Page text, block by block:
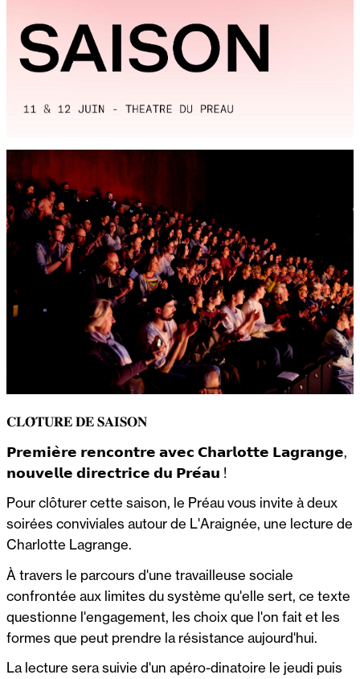
𝐂𝐋𝐎̂𝐓𝐔𝐑𝐄 𝐃𝐄 𝐒𝐀𝐈𝐒𝐎𝐍
𝗣𝗿𝗲𝗺𝗶𝗲̀𝗿𝗲 𝗿𝗲𝗻𝗰𝗼𝗻𝘁𝗿𝗲 𝗮𝘃𝗲𝗰 𝗖𝗵𝗮𝗿𝗹𝗼𝘁𝘁𝗲 𝗟𝗮𝗴𝗿𝗮𝗻𝗴𝗲,
𝗻𝗼𝘂𝘃𝗲𝗹𝗹𝗲 𝗱𝗶𝗿𝗲𝗰𝘁𝗿𝗶𝗰𝗲 𝗱𝘂 𝗣𝗿𝗲́𝗮𝘂 !
Pour clôturer cette saison, le Préau vous invite à deux
soirées conviviales autour de L'Araignée, une lecture de
Charlotte Lagrange.
À travers le parcours d'une travailleuse sociale
confrontée aux limites du système qu'elle sert, ce texte
questionne l'engagement, les choix que l'on fait et les
formes que peut prendre la résistance aujourd'hui.
La lecture sera suivie d'un apéro-dinatoire le jeudi puis